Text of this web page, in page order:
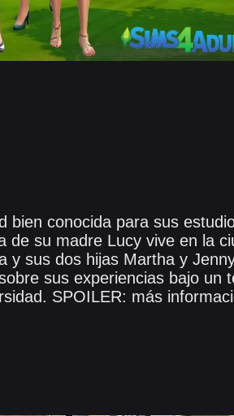
bien conocida para sus
de su madre Lucy vive en la
y sus dos hijas Martha y
sus experiencias bajo un
SPOILER: más